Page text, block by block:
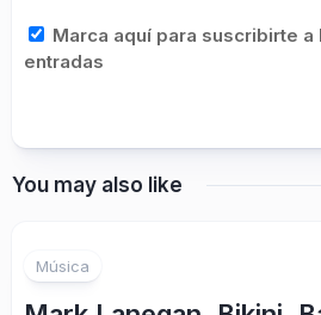
Marca aquí para suscribirte
entradas
You may also like
Música